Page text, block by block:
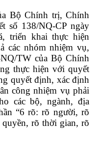
Bộ Chính trị, Chính
số 138/NQ-CP ngày
triển khai thực hiện
các nhóm nhiệm vụ,
TW của Bộ Chính
thực hiện với quyết
quyết định, xác định
công nhiệm vụ phải
các bộ, ngành, địa
“6 rõ: rõ người, rõ
rõ thời gian, rõ